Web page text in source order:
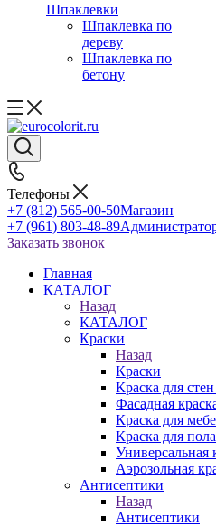
Шпаклевки
Шпаклевка по
дереву
Шпаклевка по
бетону
Телефоны
+7 (812) 565-00-50Магазин
+7 (961) 803-48-89
Заказать звонок
Главная
КАТАЛОГ
Назад
КАТАЛОГ
Краски
Назад
Краски
Краска для
Фасадная
Краска для
Краска для пола
Универсальная
Аэрозольная
Антисептики
Назад
Антисептики